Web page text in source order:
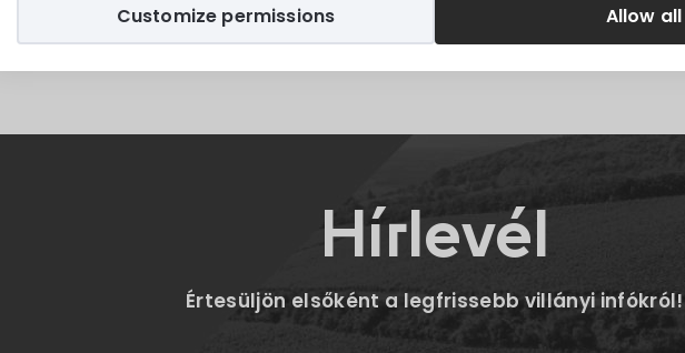
Allow all
Customize permissions
Facebook Twitter E-mail
Hírlevél
Értesüljön elsőként a legfrissebb villányi infókról!